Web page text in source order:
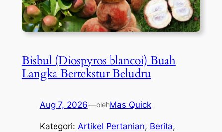
Bisbul (Diospyros blancoi) Buah
Langka Bertekstur Beludru
Aug 7, 2026—olehMas Quick
Kategori: Artikel Pertanian, Berita